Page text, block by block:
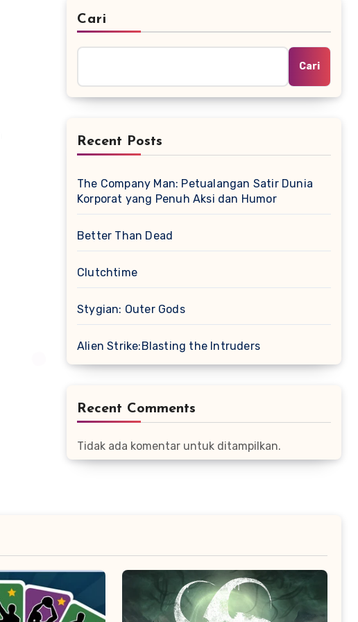
Cari
Cari
Recent Posts
The Company Man: Petualangan Satir Dunia
Korporat yang Penuh Aksi dan Humor
Better Than Dead
Clutchtime
Stygian: Outer Gods
Alien Strike:Blasting the Intruders
Recent Comments
Tidak ada komentar untuk ditampilkan.